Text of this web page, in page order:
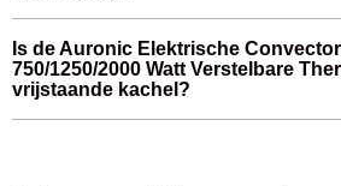
Is de Auronic Elektrische
750/1250/2000 Watt Verstelbare
vrijstaande kachel?